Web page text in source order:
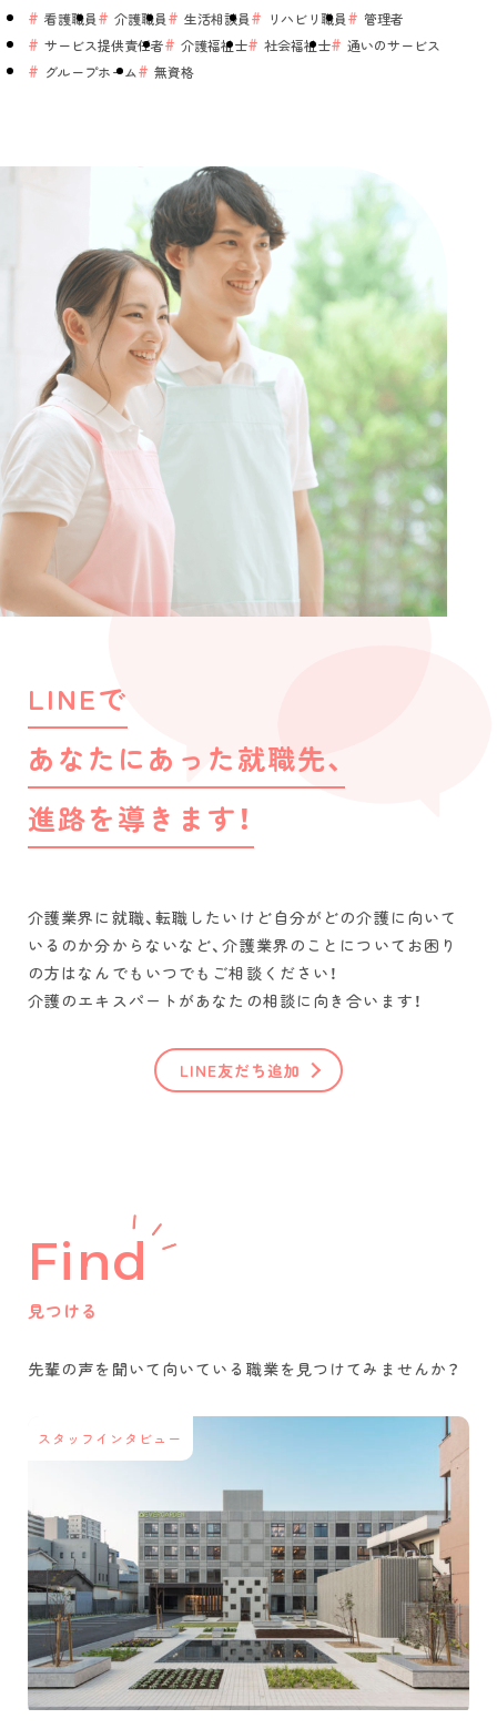
看護職員
介護職員 生活相談員 リハビリ職員
管理者
サービス提供責任者
介護福祉士 社会福祉士
通いのサービス
グループホーム
無資格
LINEで
あなたにあった就職先、
進路を導きます！
介護業界に就職、転職したいけど自分がどの介護に向いて
いるのか分からないなど、介護業界のことについてお困り
の方はなんでもいつでもご相談ください！
介護のエキスパートがあなたの相談に向き合います！
LINE友だち追加
Find
見つける
先輩の声を聞いて 向いている職業を 見つけてみませんか？
スタッフインタビュー